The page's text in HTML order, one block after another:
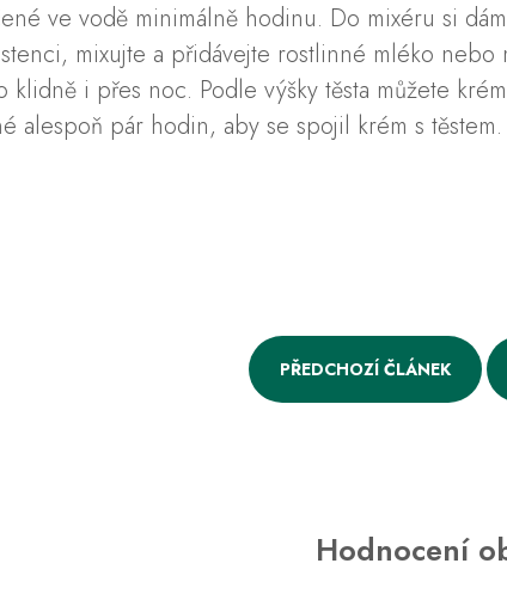
ve vodě minimálně hodinu. Do mixéru si
mixujte a přidávejte rostlinné mléko
i přes noc. Podle výšky těsta můžete
alespoň pár hodin, aby se spojil krém s
PŘEDCHOZÍ ČLÁNEK
Hodnocení